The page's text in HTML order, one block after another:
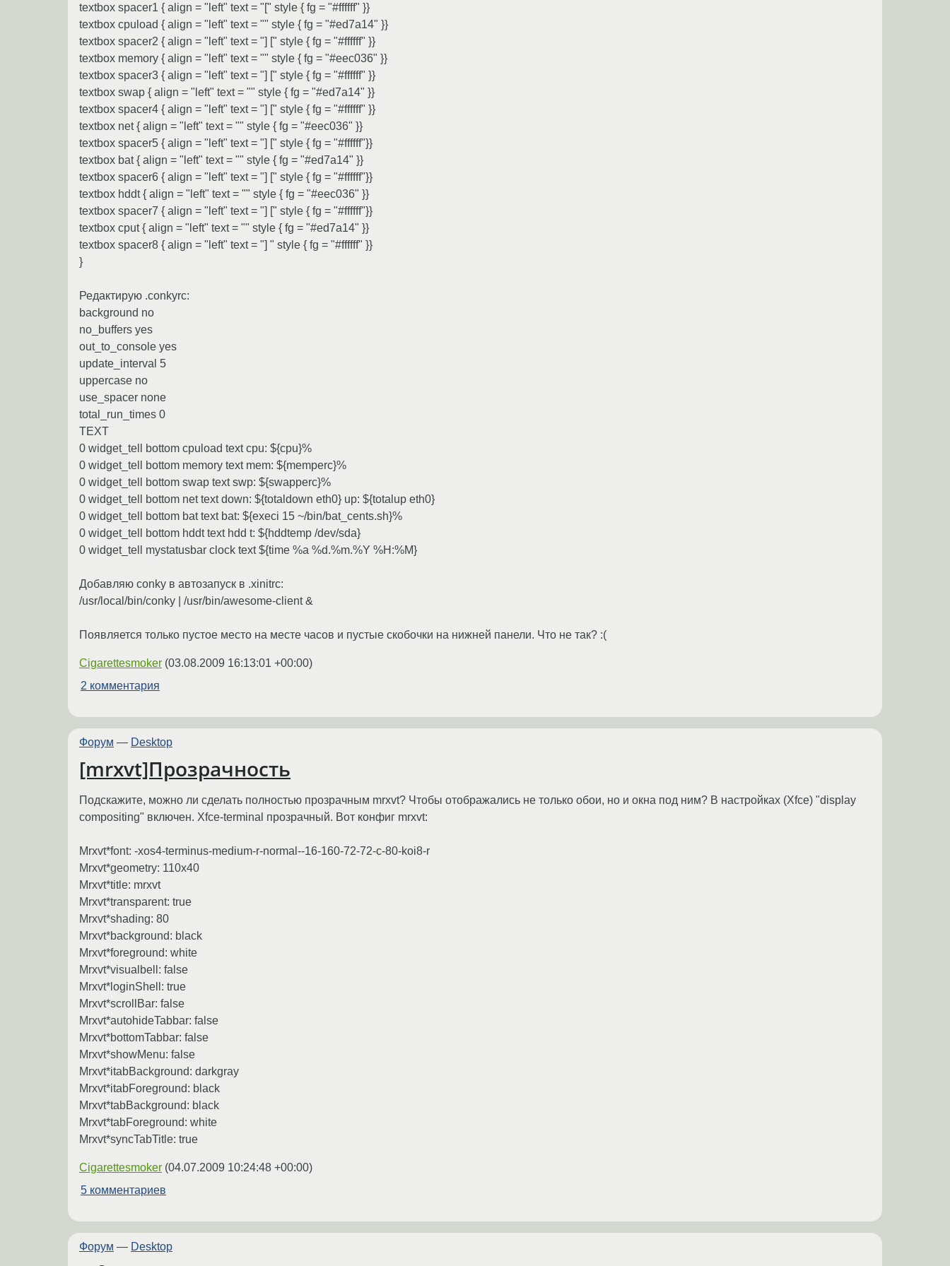
textbox spacer1 { align = "left" text = "[" style { fg = "#ffffff" }}
textbox cpuload { align = "left" text = "" style { fg = "#ed7a14" }}
textbox spacer2 { align = "left" text = "] [" style { fg = "#ffffff" }}
textbox memory { align = "left" text = "" style { fg = "#eec036" }}
textbox spacer3 { align = "left" text = "] [" style { fg = "#ffffff" }}
textbox swap { align = "left" text = "" style { fg = "#ed7a14" }}
textbox spacer4 { align = "left" text = "] [" style { fg = "#ffffff" }}
textbox net { align = "left" text = "" style { fg = "#eec036" }}
textbox spacer5 { align = "left" text = "] [" style { fg = "#ffffff"}}
textbox bat { align = "left" text = "" style { fg = "#ed7a14" }}
textbox spacer6 { align = "left" text = "] [" style { fg = "#ffffff"}}
textbox hddt { align = "left" text = "" style { fg = "#eec036" }}
textbox spacer7 { align = "left" text = "] [" style { fg = "#ffffff"}}
textbox cput { align = "left" text = "" style { fg = "#ed7a14" }}
textbox spacer8 { align = "left" text = "] " style { fg = "#ffffff" }}
}
Редактирую .conkyrc:
background no
no_buffers yes
out_to_console yes
update_interval 5
uppercase no
use_spacer none
total_run_times 0
TEXT
0 widget_tell bottom cpuload text cpu: ${cpu}%
0 widget_tell bottom memory text mem: ${memperc}%
0 widget_tell bottom swap text swp: ${swapperc}%
0 widget_tell bottom net text down: ${totaldown eth0} up: ${totalup eth0}
0 widget_tell bottom bat text bat: ${execi 15 ~/bin/bat_cents.sh}%
0 widget_tell bottom hddt text hdd t: ${hddtemp /dev/sda}
0 widget_tell mystatusbar clock text ${time %a %d.%m.%Y %H:%M}
Добавляю conky в автозапуск в .xinitrc:
/usr/local/bin/conky | /usr/bin/awesome-client &
Появляется только пустое место на месте часов и пустые скобочки на нижней панели. Что не так? :(
Cigarettesmoker (03.08.2009 16:13:01 +00:00)
2 комментария
Форум — Desktop
[mrxvt]Прозрачность
Подскажите, можно ли сделать полностью прозрачным mrxvt? Чтобы отображались не только обои, но и окна под ним? В настройках (Xfce) "display
compositing" включен. Xfce-terminal прозрачный. Вот конфиг mrxvt:
Mrxvt*font: -xos4-terminus-medium-r-normal--16-160-72-72-c-80-koi8-r
Mrxvt*geometry: 110x40
Mrxvt*title: mrxvt
Mrxvt*transparent: true
Mrxvt*shading: 80
Mrxvt*background: black
Mrxvt*foreground: white
Mrxvt*visualbell: false
Mrxvt*loginShell: true
Mrxvt*scrollBar: false
Mrxvt*autohideTabbar: false
Mrxvt*bottomTabbar: false
Mrxvt*showMenu: false
Mrxvt*itabBackground: darkgray
Mrxvt*itabForeground: black
Mrxvt*tabBackground: black
Mrxvt*tabForeground: white
Mrxvt*syncTabTitle: true
Cigarettesmoker (04.07.2009 10:24:48 +00:00)
5 комментариев
Форум — Desktop